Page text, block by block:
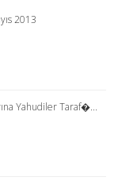
2013
Yahudiler Taraf�...